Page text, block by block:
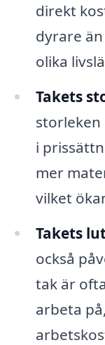
direkt
dyrare
olika
Takets
storleken
i
mer
vilket
Takets
också
tak är
arbeta